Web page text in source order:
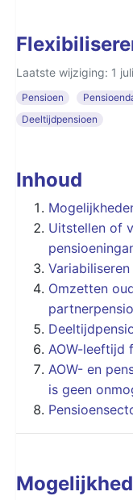
Laatste wijziging: 1
Pensioen
Deeltijdpensioen
Inhoud
Uitstellen of
Omzetten
AOW-leeftijd
AOW- en
is geen